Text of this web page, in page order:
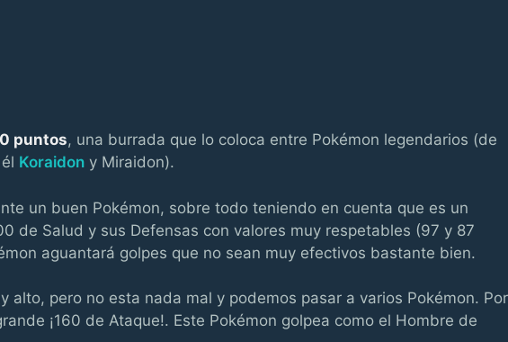
puntos, una burrada que lo coloca entre Pokémon legendarios (de
Koraidon y Miraidon).
un buen Pokémon, sobre todo teniendo en cuenta que es un
de Salud y sus Defensas con valores muy respetables (97 y 87
aguantará golpes que no sean muy efectivos bastante bien.
alto, pero no esta nada mal y podemos pasar a varios Pokémon. Por
¡160 de Ataque!. Este Pokémon golpea como el Hombre de